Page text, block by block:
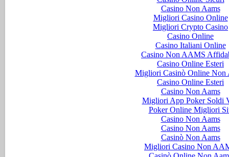
Casino Non Aams
Migliori Casino Online
Migliori Crypto Casino
Casino Online
Casino Italiani Online
Casino Non AAMS
Casino Online Esteri
Migliori Casinò Online Non
Casino Online Esteri
Casino Non Aams
Migliori App Poker Soldi
Poker Online Migliori
Casino Non Aams
Casino Non Aams
Casinò Non Aams
Migliori Casino Non